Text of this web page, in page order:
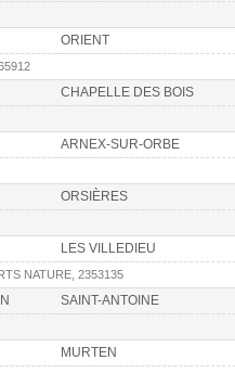
ORIENT
CHAPELLE DES BOIS
ARNEX-SUR-ORBE
ORSIÈRES
LES VILLEDIEU
NATURE, 2353135
SAINT-ANTOINE
MURTEN